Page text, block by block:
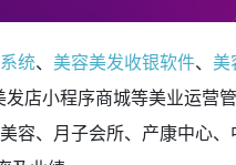
统、 美容美发收银软件、 美
店小程序商城等美业运营
容、月子会所、产康中心